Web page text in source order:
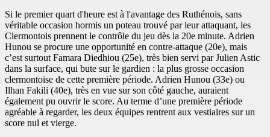
Si le premier quart d'heure est à l'avantage des Ruthénois, sans
véritable occasion hormis un poteau trouvé par leur attaquant, les
Clermontois prennent le contrôle du jeu dès la 20e minute. Adrien
Hunou se procure une opportunité en contre-attaque (20e), mais
c’est surtout Famara Diedhiou (25e), très bien servi par Julien Astic
dans la surface, qui bute sur le gardien : la plus grosse occasion
clermontoise de cette première période. Adrien Hunou (33e) ou
Ilhan Fakili (40e), très en vue sur son côté gauche, auraient
également pu ouvrir le score. Au terme d’une première période
agréable à regarder, les deux équipes rentrent aux vestiaires sur un
score nul et vierge.